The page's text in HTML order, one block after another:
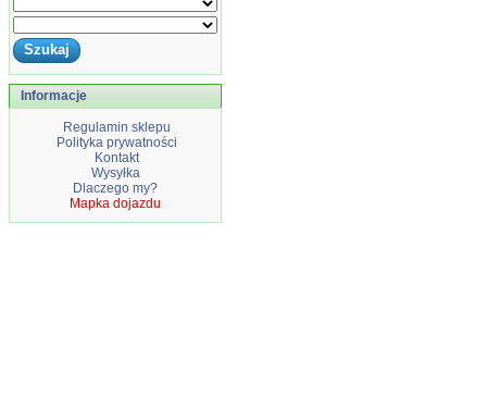
Informacje
Regulamin sklepu
Polityka prywatności
Kontakt
Wysyłka
Dlaczego my?
Mapka dojazdu